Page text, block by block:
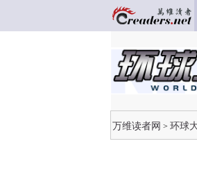
万维读者网 > 环球